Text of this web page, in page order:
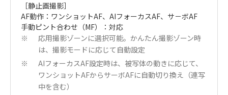
［静止画撮影］
AF動作：ワンショットAF、AIフォーカスAF、サ－ボAF
手動ピント合わせ（MF）：対応
※
応用撮影ゾーンに選択可能。かんたん撮影ゾーン時
は、撮影モードに応じて自動設定
※
AIフォーカスAF設定時は、被写体の動きに応じて、
ワンショットAFからサーボAFに自動切り換え（連写
中を含む）